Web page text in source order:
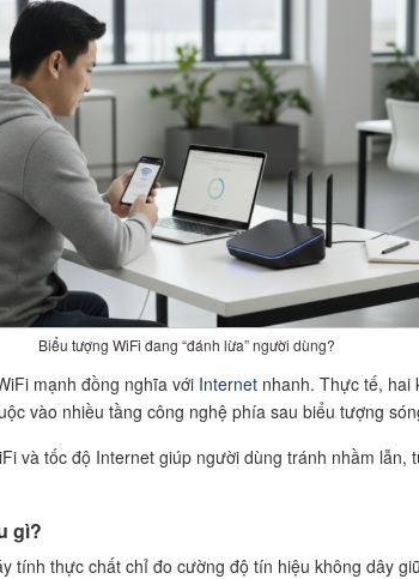
Biểu tượng WiFi đang “đánh lừa” người dùng?
mạnh đồng nghĩa với Internetnhanh. Thực tế, hai
vào nhiều tầng công nghệ phía sau biểu tượng
và tốc độ Internet giúp người dùng tránh nhầm lẫn,
gì?
tính thực chất chỉ đo cường độ tín hiệu không dây